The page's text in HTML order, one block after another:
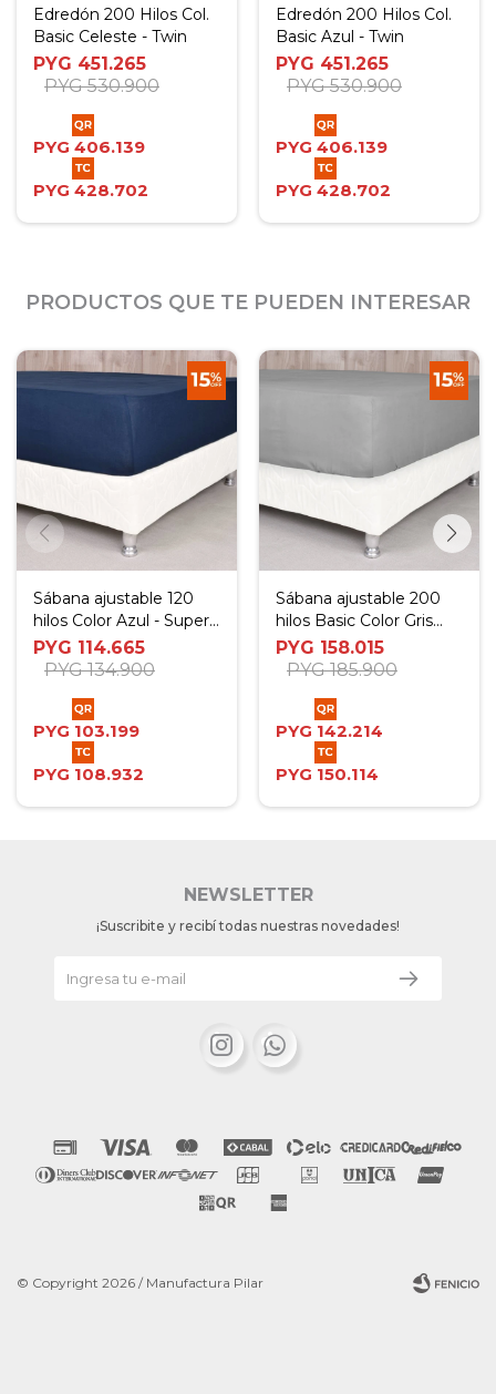
Edredón 200 Hilos Col.
Basic Celeste - Twin
PYG 451.265
PYG 530.900
PYG 406.139
PYG 428.702
Edredón 200 Hilos Col.
Basic Azul - Twin
PYG 451.265
PYG 530.900
PYG 406.139
PYG 428.702
PRODUCTOS QUE TE PUEDEN INTERESAR
Sábana ajustable 120
hilos Color Azul - Super
King
PYG 114.665
PYG 134.900
PYG 103.199
PYG 108.932
Sábana ajustable 200
hilos Basic Color Gris
(Altura del Colchón: 30
cm) - Twin
PYG 158.015
PYG 185.900
PYG 142.214
PYG 150.114
NEWSLETTER
¡Suscribite y recibí todas nuestras novedades!
 
© Copyright 2026 / Manufactura Pilar